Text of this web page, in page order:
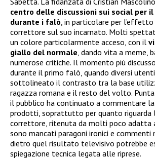
centro delle discussioni sui social per
durante i falò , in particolare per
correttore sul suo incarnato. Molti
un colore particolarmente acceso, con il
giallo del normale , dando vita a meme,
numerose critiche. Il momento più
durante il primo falò, quando diversi
sottolineato il contrasto tra la base
ragazza romana e il resto del volto.
il pubblico ha continuato a commentare
prodotti, soprattutto per quanto
correttore, ritenuta da molti poco adatta
sono mancati paragoni ironici e commenti
dietro quel risultato televisivo potrebbe
spiegazione tecnica legata alle riprese.